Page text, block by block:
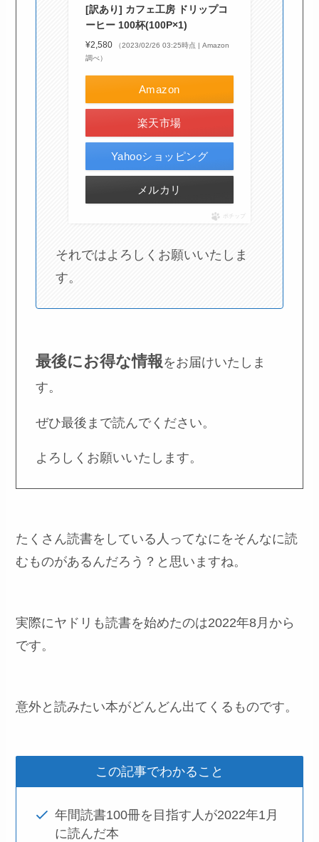
[訳あり] カフェ工房 ドリップコ
ーヒー 100杯(100P×1)
¥2,580
（2023/02/26 03:25時点 | Amazon
調べ）
Amazon
楽天市場
Yahooショッピング
メルカリ
ポチップ
それではよろしくお願いいたしま
す。
最後にお得な情報をお届けいたしま
す。
ぜひ最後まで読んでください。
よろしくお願いいたします。
たくさん読書をしている人ってなにをそんなに読
むものがあるんだろう？と思いますね。
実際にヤドリも読書を始めたのは2022年8月から
です。
意外と読みたい本がどんどん出てくるものです。
この記事でわかること
年間読書100冊を目指す人が2022年1月
に読んだ本